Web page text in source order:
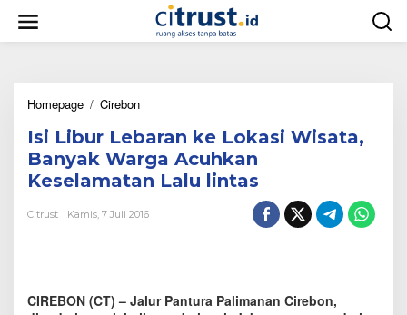
w
Homepage / Cirebon
i
L
i
b
r
r
Isi Libur Lebaran ke Lokasi Wisata,
Banyak Warga Acuhkan
Keselamatan Lalu lintas
Citrust Kamis, 7 Juli 2016
CIREBON (CT) – Jalur Pantura Palimanan Cirebon,